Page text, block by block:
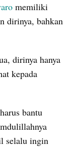
memiliki
dirinya, bahkan
dirinya hanya
kepada
bantu
selalu ingin